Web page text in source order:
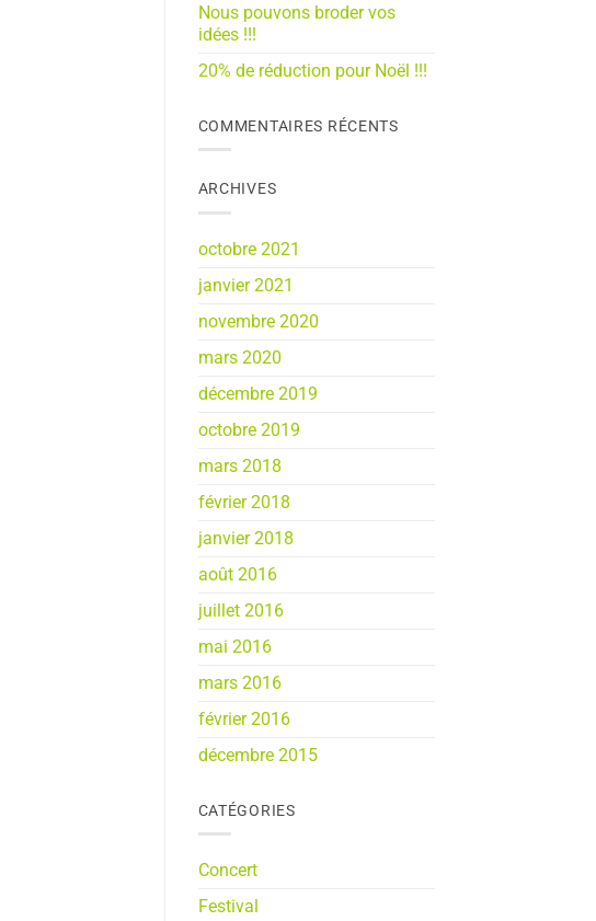
Nous pouvons broder vos
idées !!!
20% de réduction pour Noël !!!
COMMENTAIRES RÉCENTS
ARCHIVES
octobre 2021
janvier 2021
novembre 2020
mars 2020
décembre 2019
octobre 2019
mars 2018
février 2018
janvier 2018
août 2016
juillet 2016
mai 2016
mars 2016
février 2016
décembre 2015
CATÉGORIES
Concert
Festival